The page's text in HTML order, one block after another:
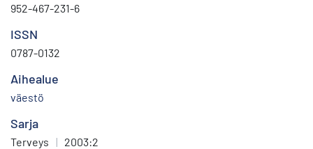
952-467-231-6
ISSN
0787-0132
Aihealue
väestö
Sarja
Terveys | 2003:2